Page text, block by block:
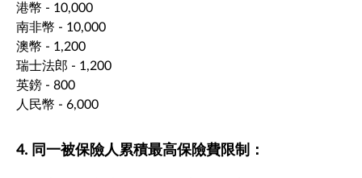
港幣 - 10,000
南非幣 - 10,000
澳幣 - 1,200
瑞士法郎 - 1,200
英鎊 - 800
人民幣 - 6,000
4. 同一被保險人累積最高保險費限制：